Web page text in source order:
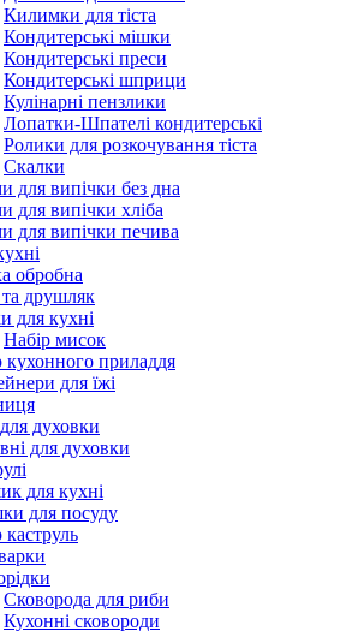
Килимки для тіста
Кондитерські мішки
Кондитерські преси
Кондитерські шприци
Кулінарні пензлики
Лопатки-Шпателі кондитерські
Ролики для розкочування тіста
Скалки
для випічки без дна
для випічки хліба
для випічки печива
обробна
друшляк
для кухні
Набір мисок
кухонного приладдя
для їжі
духовки
для духовки
для кухні
для посуду
каструль
Сковорода для риби
Кухонні сковороди